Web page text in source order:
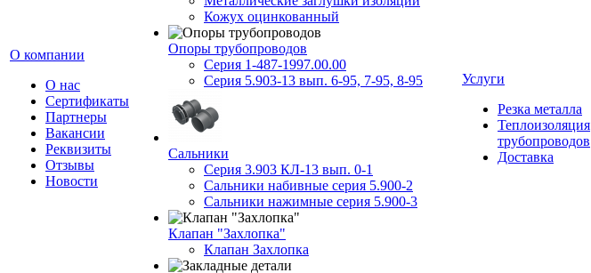
О компании
О нас
Сертификаты
Партнеры
Вакансии
Реквизиты
Отзывы
Новости
Кожух оцинкованный
Опоры трубопроводов
Серия 1-487-1997.00.00
Серия 5.903-13 вып. 6-95, 7-95, 8-95
Сальники
Серия 3.903 КЛ-13 вып. 0-1
Сальники набивные серия 5.900-2
Сальники нажимные серия 5.900-3
Клапан "Захлопка"
Клапан Захлопка
Услуги
Резка металла
Теплоизоляция
трубопроводов
Доставка